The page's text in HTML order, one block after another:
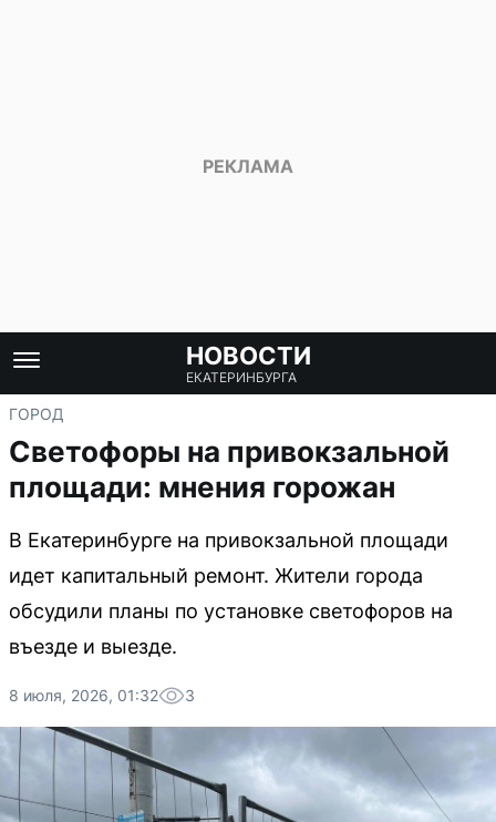
НОВОСТИ
ЕКАТЕРИНБУРГА
ГОРОД
Светофоры на привокзальной
площади: мнения горожан
В Екатеринбурге на привокзальной площади
идет капитальный ремонт. Жители города
обсудили планы по установке светофоров на
въезде и выезде.
8 июля, 2026, 01:32 3